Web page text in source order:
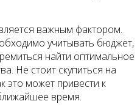
важным фактором.
учитывать бюджет,
найти оптимальное
Не стоит скупиться на
это может привести к
время.